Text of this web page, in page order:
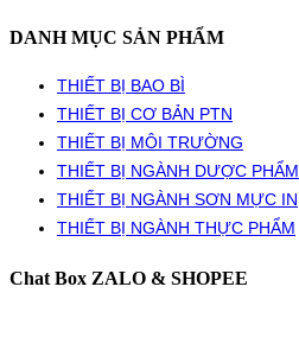
DANH MỤC SẢN PHẨM
THIẾT BỊ BAO BÌ
THIẾT BỊ CƠ BẢN PTN
THIẾT BỊ MÔI TRƯỜNG
THIẾT BỊ NGÀNH DƯỢC PHẨM
THIẾT BỊ NGÀNH SƠN MỰC IN
THIẾT BỊ NGÀNH THỰC PHẨM
Chat Box ZALO & SHOPEE